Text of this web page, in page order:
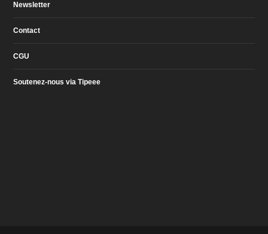
Newsletter
Contact
CGU
Soutenez-nous via Tipeee